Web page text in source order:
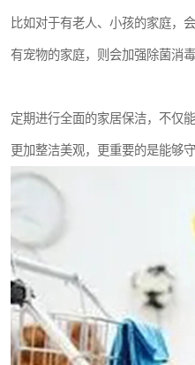
比如对于有老人、小孩的家庭，
有宠物的家庭，则会加强除菌消毒
定期进行全面的家居保洁，不仅
更加整洁美观，更重要的是能够